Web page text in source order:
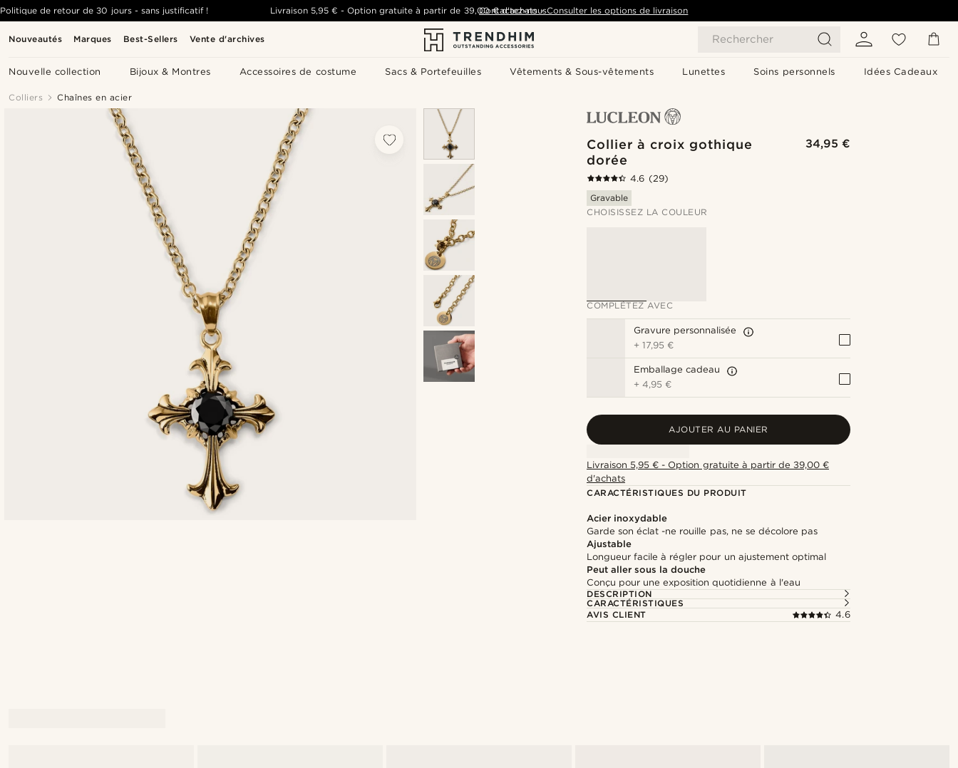
Nouveautés Marques Best-Sellers Vente d'archives Rechercher
Nouvelle collection Bijoux & Montres Accessoires de costume Sacs & Portefeuilles Vêtements & Sous-vêtements Lunettes Soins personnels Idées Cadeaux
Politique de retour de 30 jours - sans justificatif ! Livraison 5,95 € -Option gratuite à partir de 39,00 € d'achats- Consulter les options de livraison
Contactez-nous
Colliers Chaînes en acier
Collier à croix gothique
dorée
34,95 €
4.6 (29)
Gravable
CHOISISSEZ LA COULEUR
COMPLÉTEZ AVEC
Gravure personnalisée
+17,95 €
Emballage cadeau
+4,95 €
AJOUTER AU PANIER
Livraison 5,95 € - Option gratuite à partir de 39,00 €
d'achats
CARACTÉRISTIQUES DU PRODUIT
Acier inoxydable
Garde son éclat -ne rouille pas, ne se décolore pas
Ajustable
Longueur facile à régler pour un ajustement optimal
Peut aller sous la douche
Conçu pour une exposition quotidienne à l'eau
DESCRIPTION
CARACTÉRISTIQUES
AVIS CLIENT
4.6